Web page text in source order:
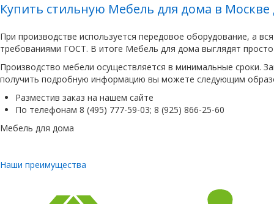
Купить стильную Мебель для дома в
При производстве используется передовое оборудование, а
требованиями ГОСТ. В итоге Мебель для дома выглядят
Производство мебели осуществляется в минимальные сроки.
получить подробную информацию вы можете следующим
Разместив заказ на нашем сайте
По телефонам 8 (495) 777-59-03; 8 (925) 866-25-60
Мебель для дома
Наши преимущества